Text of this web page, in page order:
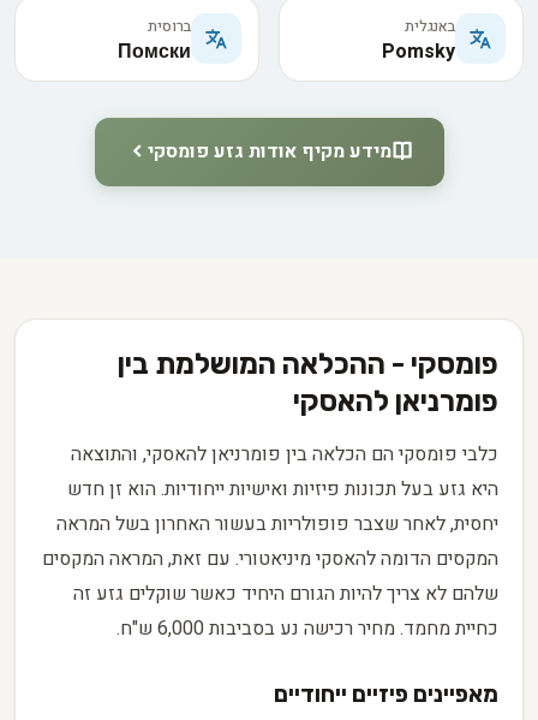
באנגלית
Pomsky
ברוסית
Помски
מידע מקיף אודות גזע פומסקי
פומסקי - ההכלאה המושלמת בין
פומרניאן להאסקי
כלבי פומסקי הם הכלאה בין פומרניאן להאסקי, והתוצאה
היא גזע בעל תכונות פיזיות ואישיות ייחודיות. הוא זן חדש
יחסית, לאחר שצבר פופולריות בעשור האחרון בשל המראה
המקסים הדומה להאסקי מיניאטורי. עם זאת, המראה המקסים
שלהם לא צריך להיות הגורם היחיד כאשר שוקלים גזע זה
כחיית מחמד. מחיר רכישה נע בסביבות 6,000 ש"ח.
מאפיינים פיזיים ייחודיים